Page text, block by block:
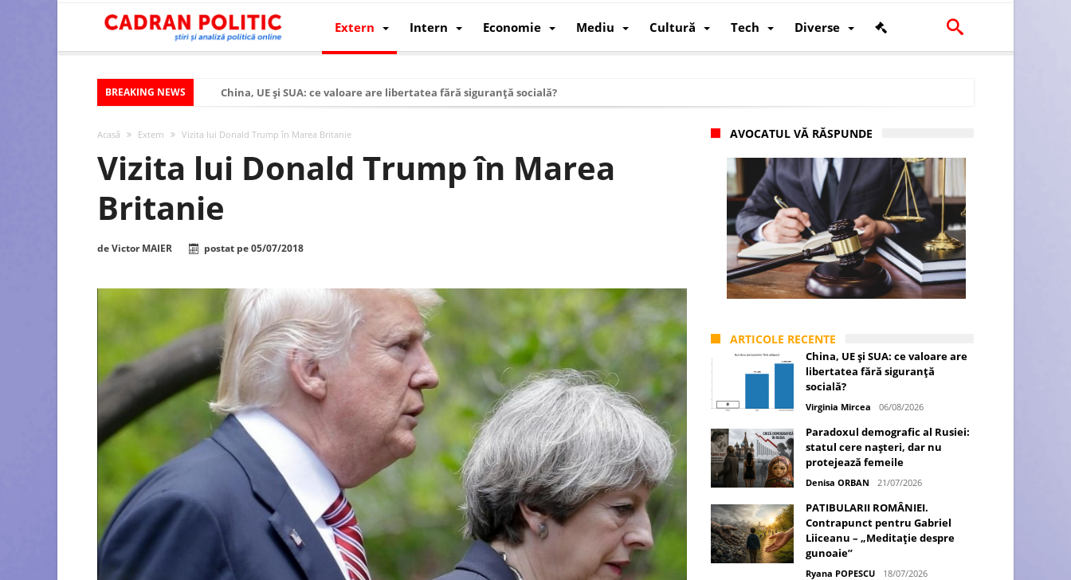
Extern Intern Economie Mediu Cultură Tech Diverse
BREAKING NEWS
China, UE și SUA: ce valoare are libertatea fără siguranță socială?
Modelul economic al Chinei: cum a devenit atelierul lumii și rivalul economic al SUA
Modelul economic al Rusiei: de ce rezistă?
Viitorul României în Uniunea Europeană. Ce ne așteaptă? – O analiză structurală a demografiei, fiscalității și poziției României în U.E.
Controlul minții prin nanoparticule
Huawei dezvoltă un nou cip AI pentru a înlocui Nvidia
Acasă Extern Vizita lui Donald Trump în Marea Britanie
Vizita lui Donald Trump în Marea
Britanie
deVictor MAIER postat pe05/07/2018
AVOCATUL VĂ RĂSPUNDE
ARTICOLE RECENTE
China, UE și SUA: ce valoare are
libertatea fără siguranță
socială?
Virginia Mircea 06/08/2026
Paradoxul demografic al Rusiei:
statul cere nașteri, dar nu
protejează femeile
Denisa ORBAN 21/07/2026
PATIBULARII ROMÂNIEI.
Contrapunct pentru Gabriel
Liiceanu – „Meditație despre
gunoaie”
Ryana POPESCU 18/07/2026